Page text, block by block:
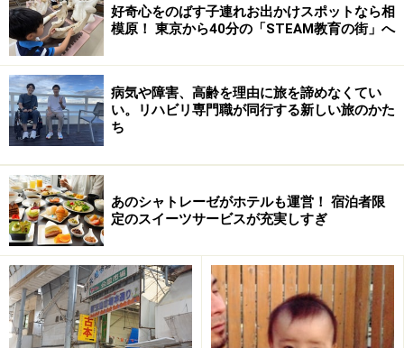
っそりと佇む和風の一軒家です。
好奇心をのばす子連れお出かけスポットなら相
模原！ 東京から40分の「STEAM教育の街」へ
病気や障害、高齢を理由に旅を諦めなくてい
い。リハビリ専門職が同行する新しい旅のかた
ち
あのシャトレーゼがホテルも運営！ 宿泊者限
定のスイーツサービスが充実しすぎ